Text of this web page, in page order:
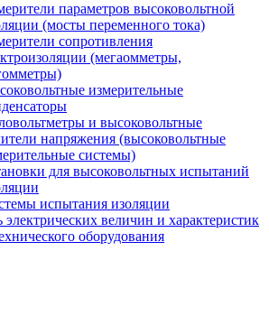
параметров высоковольтной
(мосты переменного тока)
сопротивления
(мегаомметры,
измерительные
и высоковольтные
напряжения (высоковольтные
системы)
для высоковольтных испытаний
испытания изоляции
электрических величин и характеристик
оборудования